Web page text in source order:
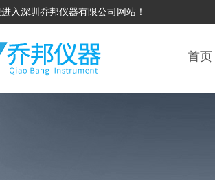
入深圳乔邦仪器有限公司网站！
首页